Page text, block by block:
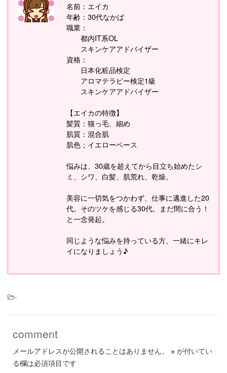
名前：エイカ
年齢：30代なかば
職業：
都内IT系OL
スキンケアアドバイザー
資格：
日本化粧品検定
アロマテラピー検定1級
スキンケアアドバイザー
【エイカの特徴】
髪質：猫っ毛、細め
肌質：混合肌
肌色；イエローベース
悩みは、30歳を超えてから目立ち始めたシ
ミ、シワ、白髪、肌荒れ、乾燥。
美容に一切気をつかわず、仕事に邁進した20
代。そのツケを感じる30代。まだ間に合う！
と一念発起。
同じような悩みを持っている方、一緒にキレ
イになりましょう♪
-
comment
メールアドレスが公開されることはありません。 ※ が付いてい
る欄は必須項目です